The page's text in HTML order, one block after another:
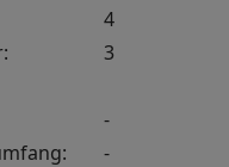
4
3
-
-